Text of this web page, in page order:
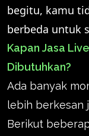
begitu, kamu
berbeda untuk
Kapan Jasa
Dibutuhkan?
Ada banyak
lebih berkesan
Berikut